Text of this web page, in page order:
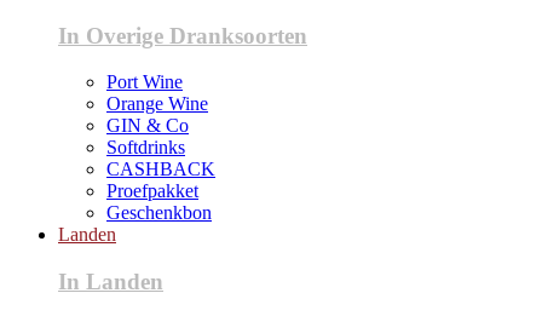
In Overige Dranksoorten
Port Wine
Orange Wine
GIN & Co
Softdrinks
CASHBACK
Proefpakket
Geschenkbon
Landen
In Landen